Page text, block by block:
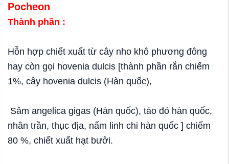
Pocheon
Thành phần :
Hỗn hợp chiết xuất từ cây nho khô phương đông
hay còn gọi hovenia dulcis [thành phần rắn chiếm
1%, cây hovenia dulcis (Hàn quốc),
Sâm angelica gigas (Hàn quốc), táo đỏ hàn quốc,
nhân trần, thục địa, nấm linh chi hàn quốc ] chiếm
80 %, chiết xuất hạt bưởi.